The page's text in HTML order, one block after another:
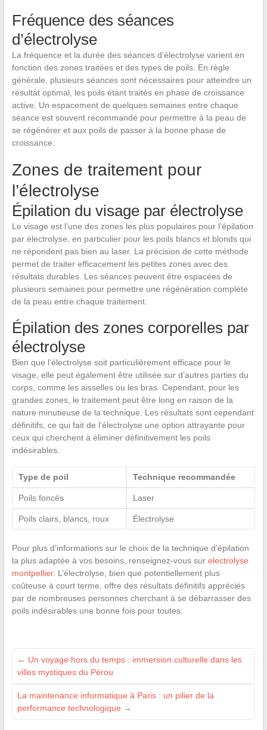
Fréquence des séances
d’électrolyse
La fréquence et la durée des séances d’électrolyse varient en
fonction des zones traitées et des types de poils. En règle
générale, plusieurs séances sont nécessaires pour atteindre un
résultat optimal, les poils étant traités en phase de croissance
active. Un espacement de quelques semaines entre chaque
séance est souvent recommandé pour permettre à la peau de
se régénérer et aux poils de passer à la bonne phase de
croissance.
Zones de traitement pour
l’électrolyse
Épilation du visage par électrolyse
Le visage est l’une des zones les plus populaires pour l’épilation
par électrolyse, en particulier pour les poils blancs et blonds qui
ne répondent pas bien au laser. La précision de cette méthode
permet de traiter efficacement les petites zones avec des
résultats durables. Les séances peuvent être espacées de
plusieurs semaines pour permettre une régénération complète
de la peau entre chaque traitement.
Épilation des zones corporelles par
électrolyse
Bien que l’électrolyse soit particulièrement efficace pour le
visage, elle peut également être utilisée sur d’autres parties du
corps, comme les aisselles ou les bras. Cependant, pour les
grandes zones, le traitement peut être long en raison de la
nature minutieuse de la technique. Les résultats sont cependant
définitifs, ce qui fait de l’électrolyse une option attrayante pour
ceux qui cherchent à éliminer définitivement les poils
indésirables.
Type de poil Technique recommandée
Poils foncés Laser
Poils clairs, blancs, roux Électrolyse
Pour plus d’informations sur le choix de la technique d’épilation
la plus adaptée à vos besoins, renseignez-vous sur electrolyse
montpellier. L’électrolyse, bien que potentiellement plus
coûteuse à court terme, offre des résultats définitifs appréciés
par de nombreuses personnes cherchant à se débarrasser des
poils indésirables une bonne fois pour toutes.
← Un voyage hors du temps : immersion culturelle dans les
villes mystiques du Pérou
La maintenance informatique à Paris : un pilier de la
performance technologique →